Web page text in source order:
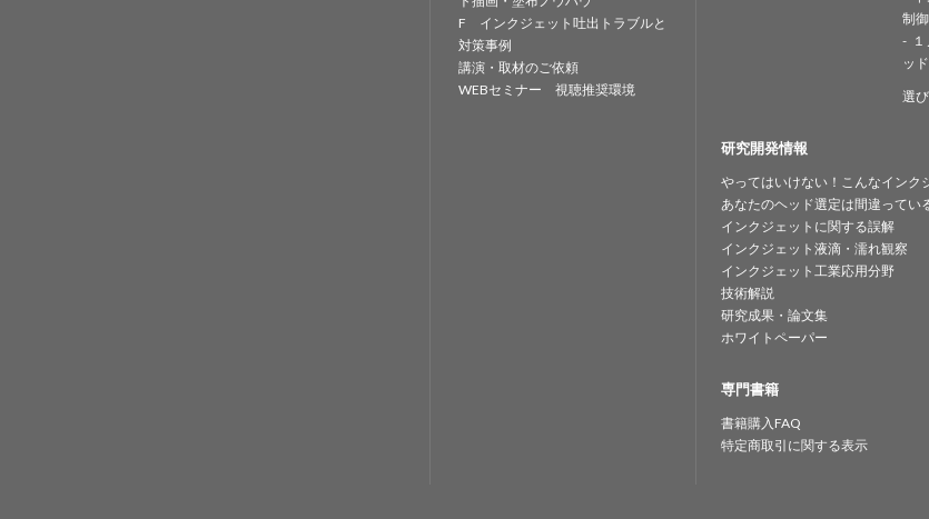
F インクジェット吐出トラブルと
対策事例
講演・取材のご依頼
WEBセミナー 視聴推奨環境
制
ッ
選
研究開発情報
やってはいけない！こんなインク
あなたのヘッド選定は間違ってい
インクジェットに関する誤解
インクジェット液滴・濡れ観察
インクジェット工業応用分野
技術解説
研究成果・論文集
ホワイトペーパー
専門書籍
書籍購入FAQ
特定商取引に関する表示